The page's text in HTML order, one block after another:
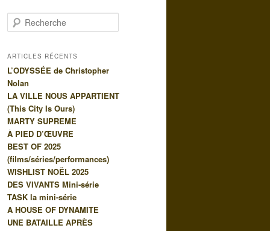
e
h
r
c
h
e
ARTICLES RÉCENTS
L’ODYSSÉE de Christopher
Nolan
LA VILLE NOUS APPARTIENT
(This City Is Ours)
MARTY SUPREME
À PIED D’ŒUVRE
BEST OF 2025
(films/séries/performances)
WISHLIST NOËL 2025
DES VIVANTS Mini-série
TASK la mini-série
A HOUSE OF DYNAMITE
UNE BATAILLE APRÈS